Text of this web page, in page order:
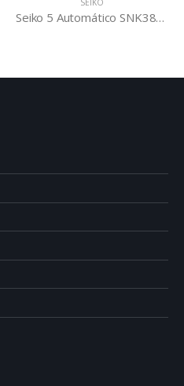
Seiko 5 Automático SNK381K1